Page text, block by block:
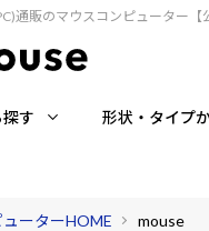
通販のマウスコンピューター【
す 形状・タイプ
ーターHOME mouse